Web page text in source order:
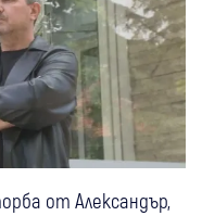
от Александър,